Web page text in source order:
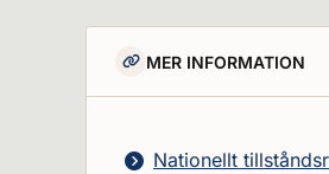
MER INFORMATION
Nationellt